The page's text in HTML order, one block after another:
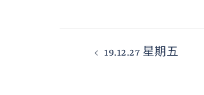
19.12.27 星期五